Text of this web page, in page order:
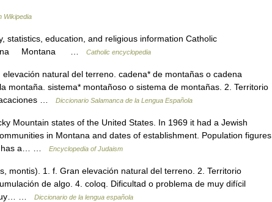
Wikipedia
statistics, education, and religious information Catholic
Montana …
Catholic encyclopedia
natural del terreno. cadena* de montañas o cadena
montaña. sistema* montañoso o sistema de montañas. 2. Territorio
…
Diccionario Salamanca de la Lengua Española
Mountain states of the United States. In 1969 it had a Jewish
in Montana and dates of establishment. Population figures
has a… …
Encyclopedia of Judaism
montis). 1. f. Gran elevación natural del terreno. 2. Territorio
de algo. 4. coloq. Dificultad o problema de muy difícil
…
Diccionario de la lengua española